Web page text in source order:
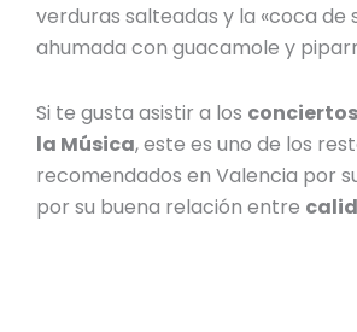
verduras salteadas y la «coca de
ahumada con guacamole y
Si te gusta asistir a los
la Música, este es uno de los
recomendados en Valencia por
por su buena relación entre